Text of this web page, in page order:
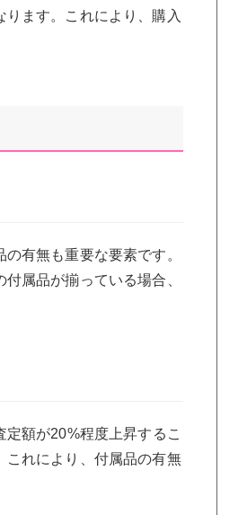
ます。これにより、購入
有無も重要な要素です。
属品が揃っている場合、
額が20%程度上昇するこ
これにより、付属品の有無